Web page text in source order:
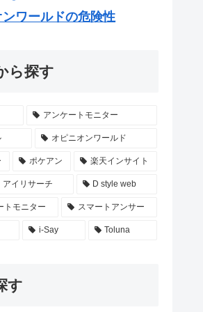
ワールドの危険性
ら探す
アンケートモニター
オピニオンワールド
ポケアン 楽天インサイト
アイリサーチ D style web
トモニター スマートアンサー
i-Say Toluna
す